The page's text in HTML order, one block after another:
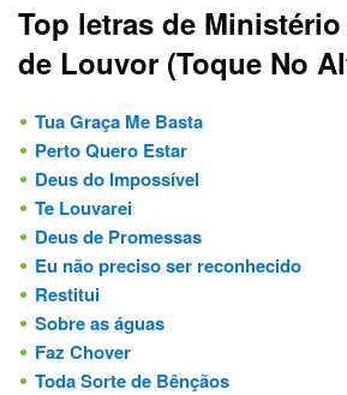
Top letras de
de Louvor (Toque No
Tua Graça Me Basta
Perto Quero Estar
Deus do Impossível
Te Louvarei
Deus de Promessas
Eu não preciso ser reconhecido
Restitui
Sobre as águas
Faz Chover
Toda Sorte de Bênçãos